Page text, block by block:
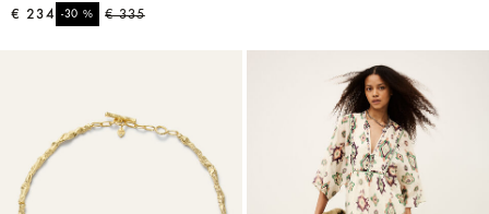
€ 335
-30%
€ 234